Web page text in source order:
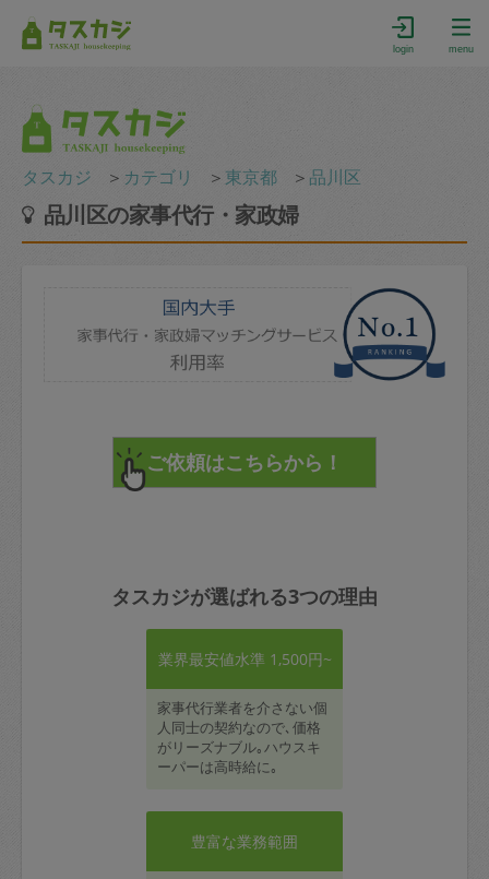
login menu
タスカジ ＞ カテゴリ ＞ 東京都 ＞ 品川区
品川区の家事代行・家政婦
タスカジが選ばれる3つの理由
業界最安値水準 1,500円~
家事代行業者を介さない個
人同士の契約なので､価格
がリーズナブル｡ハウスキ
ーパーは高時給に｡
豊富な業務範囲